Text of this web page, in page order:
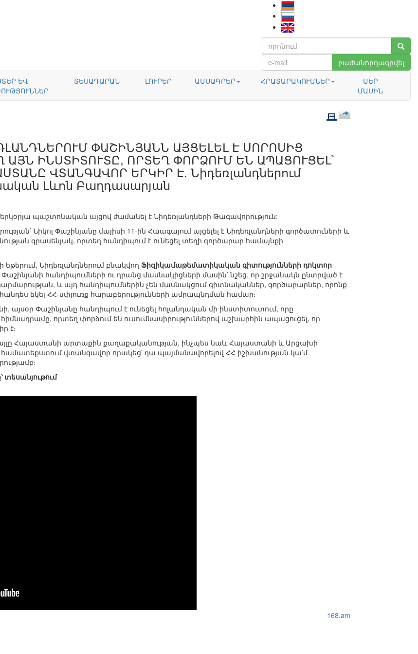
բաժանորդագրվել
ԵՎ
ՏԵՍԱԴԱՐԱՆ ԼՈՒՐԵՐ ԱՄՍԱԳՐԵՐ ՀՐԱՏԱՐԱԿՈՒՄՆԵՐ
ՄԵՐ
ՄԱՍԻՆ
ՓԱՇԻՆՅԱՆՆ ԱՅՑԵԼԵԼ Է ՍՈՐՈՍԻՑ
ԱՅՆ ԻՆՍՏԻՏՈՒՏԸ, ՈՐՏԵՂ ՓՈՐՁՈՒՄ ԵՆ ԱՊԱՑՈՒՑԵԼ՝
ՎՏԱՆԳԱՎՈՐ ԵՐԿԻՐ Է. Նիդեռլանդներում
Լևոն Բաղդասարյան
երկօրյա պաշտոնական այցով ժամանել է Նիդեռլանդների Թագավորություն:
Նիկոլ Փաշինյանը մայիսի 11-ին Հաագայում այցելել է Նիդեռլանդների գործատուների և
գրասենյակ, որտեղ հանդիպում է ունեցել տեղի գործարար համայնքի
Նիդեռլանդներում բնակվող Ֆիզիկամաթեմատիկական գիտությունների դոկտոր
Փաշինյանի հանդիպումների ու դրանց մասնակիցների մասին՝ նշեց, որ շրջանակն ընտրված է
և այդ հանդիպումներին չեն մասնակցում գիտնականներ, գործարարներ, որոնք
եկել ՀՀ-սփյուռք հարաբերությունների ամրապնդման համար։
Փաշինյանը հանդիպում է ունեցել հոլանդական մի ինստիտուտում, որը
որտեղ փորձում են ուսումնասիրություններով աշխարհին ապացուցել, որ
է։
Հայաստանի արտաքին քաղաքականության, ինչպես նաև Հայաստանի և Արցախի
վտանգավոր որակեց՝ դա պայմանավորելով ՀՀ իշխանության կա՛մ
168.am